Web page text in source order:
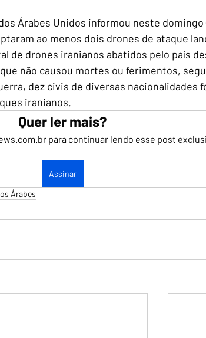
Árabes Unidos informou neste domingo
ao menos dois drones de ataque
de drones iranianos abatidos pelo país
não causou mortes ou ferimentos,
dez civis de diversas nacionalidades
iranianos.
Quer ler mais?
para continuar lendo esse post
Assinar
Árabes